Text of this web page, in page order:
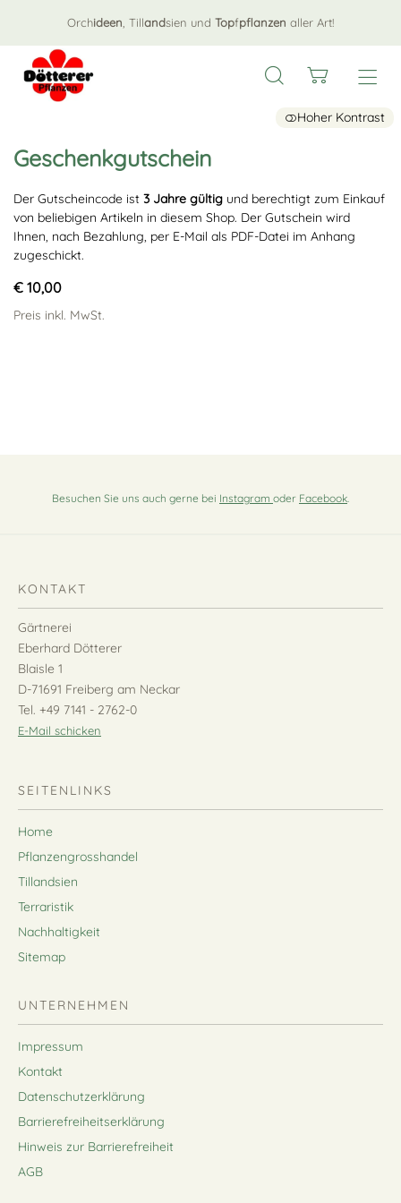
Orchideen , Tillandsien und Topfpflanzen aller Art!
Hoher Kontrast
Geschenkgutschein
Der Gutscheincode ist 3 Jahre gültig und berechtigt zum Einkauf
von beliebigen Artikeln in diesem Shop. Der Gutschein wird
Ihnen, nach Bezahlung, per E-Mail als PDF-Datei im Anhang
zugeschickt.
€ 10,00
Preis inkl. MwSt.
Besuchen Sie uns auch gerne bei Instagram oder Facebook.
KONTAKT
Gärtnerei
Eberhard Dötterer
Blaisle 1
D-71691 Freiberg am Neckar
Tel. +49 7141 - 2762-0
E-Mail schicken
SEITENLINKS
Home
Pflanzengrosshandel
Tillandsien
Terraristik
Nachhaltigkeit
Sitemap
UNTERNEHMEN
Impressum
Kontakt
Datenschutzerklärung
Barrierefreiheitserklärung
Hinweis zur Barrierefreiheit
AGB